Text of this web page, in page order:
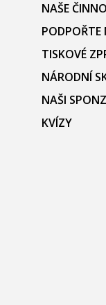
NAŠE
PODPOŘTE
TISKOVÉ
NÁRODNÍ
NAŠI
KVÍZY